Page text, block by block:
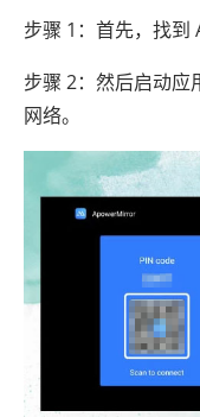
步骤 1：首先，找到
步骤 2：然后启动应
网络。